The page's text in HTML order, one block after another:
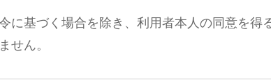
に基づく場合を除き、利用者本人の同意を得
せん。